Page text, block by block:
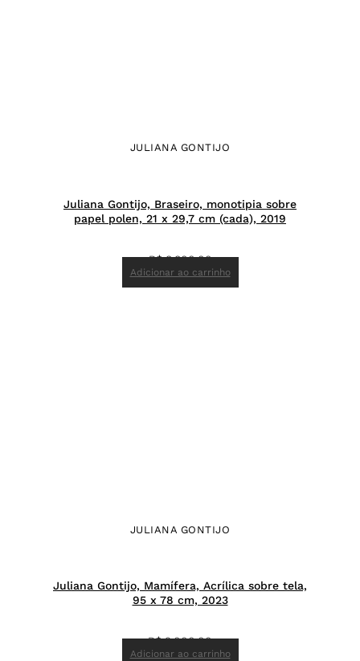
JULIANA GONTIJO
Juliana Gontijo, Braseiro, monotipia sobre
papel polen, 21 x 29,7 cm (cada), 2019
R$8.800,00
Adicionar ao carrinho
JULIANA GONTIJO
Juliana Gontijo, Mamífera, Acrílica sobre tela,
95 x 78 cm, 2023
R$9.000,00
Adicionar ao carrinho